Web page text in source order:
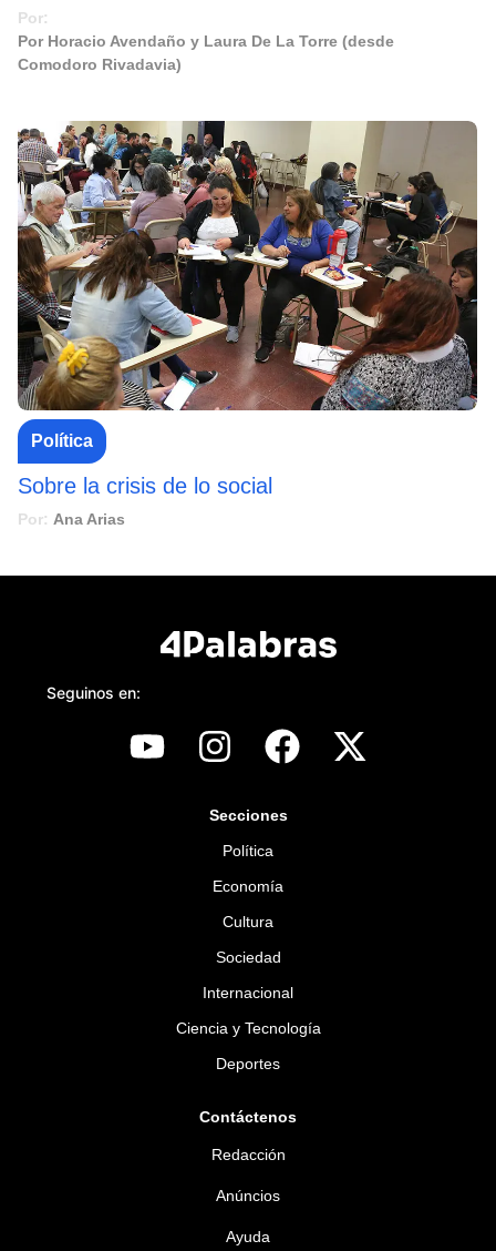
Por:
Por Horacio Avendaño y Laura De La Torre (desde
Comodoro Rivadavia)
Política
Sobre la crisis de lo social
Por: Ana Arias
Seguinos en:
Secciones
Política
Economía
Cultura
Sociedad
Internacional
Ciencia y Tecnología
Deportes
Contáctenos
Redacción
Anúncios
Ayuda